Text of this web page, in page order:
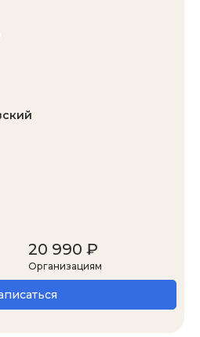
20 990 ₽
Организациям